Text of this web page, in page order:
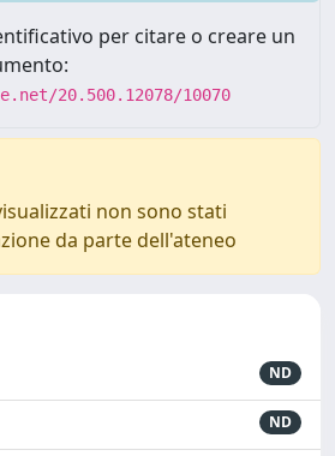
per citare o creare un
20.500.12078/10070
non sono stati
da parte dell'ateneo
ND
ND